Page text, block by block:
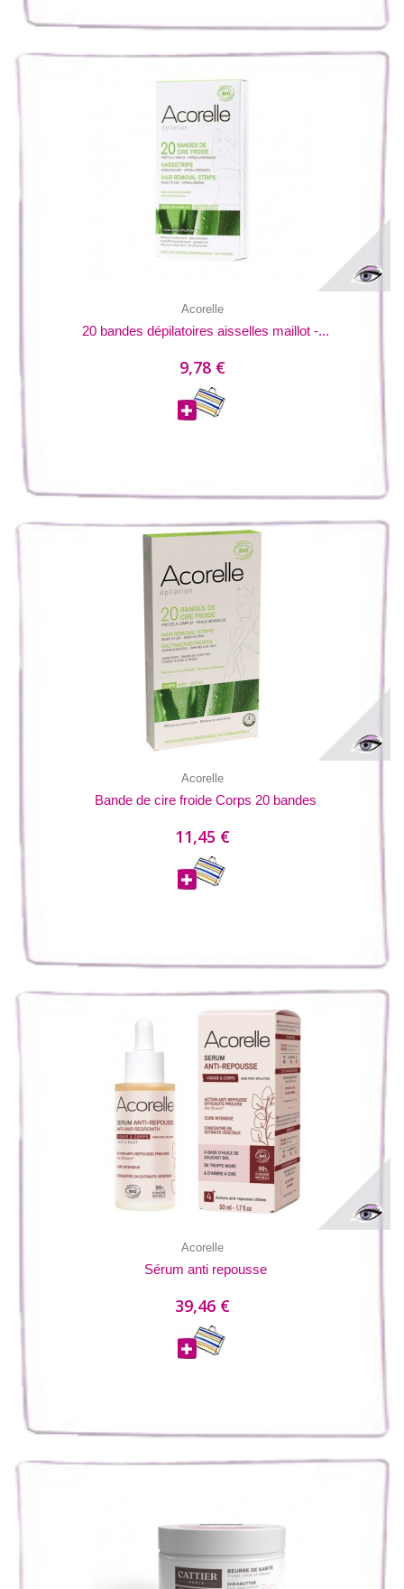
Acorelle
20 bandes dépilatoires aisselles maillot -...
9,78 €
Acorelle
Bande de cire froide Corps 20 bandes
11,45 €
Acorelle
Sérum anti repousse
39,46 €